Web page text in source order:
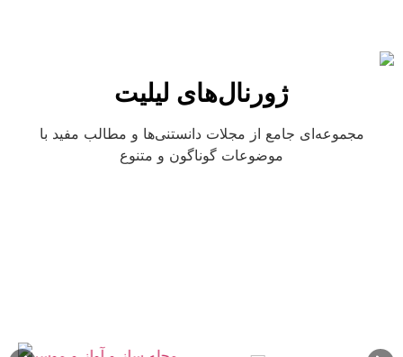
ژورنال‌های لیلیت
مجموعه‌ای جامع از مجلات دانستنی‌ها و مطالب مفید با
موضوعات گوناگون و متنوع